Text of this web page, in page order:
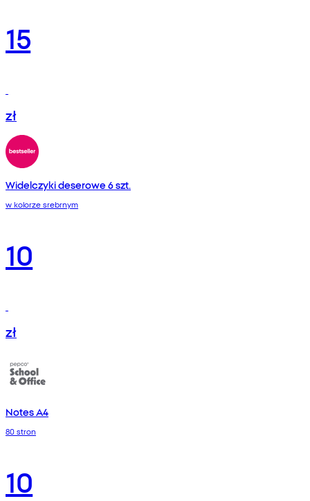
15
zł
Widelczyki deserowe 6 szt.
w kolorze srebrnym
10
zł
Notes A4
80 stron
10